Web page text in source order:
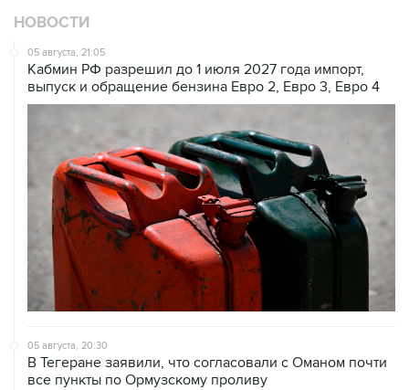
НОВОСТИ
05 августа, 21:05
Кабмин РФ разрешил до 1 июля 2027 года импорт,
выпуск и обращение бензина Евро 2, Евро 3, Евро 4
05 августа, 20:30
В Тегеране заявили, что согласовали с Оманом почти
все пункты по Ормузскому проливу